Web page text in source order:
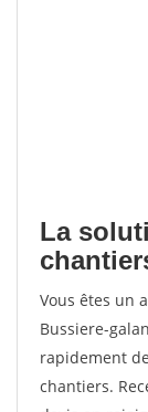
La
Vous êtes un
Bussiere-
rapidement
chantiers.